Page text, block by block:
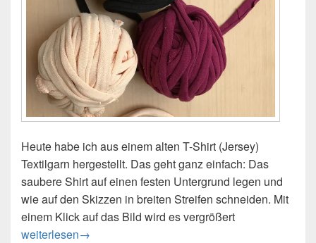
Heute habe ich aus einem alten T-Shirt (Jersey)
Textilgarn hergestellt. Das geht ganz einfach: Das
saubere Shirt auf einen festen Untergrund legen und
wie auf den Skizzen in breiten Streifen schneiden. Mit
einem Klick auf das Bild wird es vergrößert
DIY – Textilgarn selber herstellen
weiterlesen→